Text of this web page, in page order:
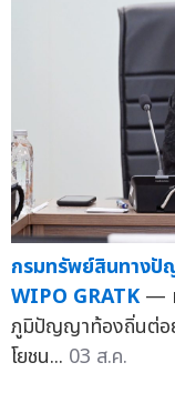
กรมทรัพย์สินทางปั
WIPO GRATK —
ภูมิปัญญาท้องถิ่นต่อ
โยชน... 03 ส.ค.